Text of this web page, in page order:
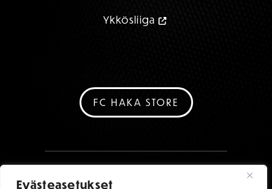
Evästeasetukset
Ykkösliiga
FC HAKA STORE